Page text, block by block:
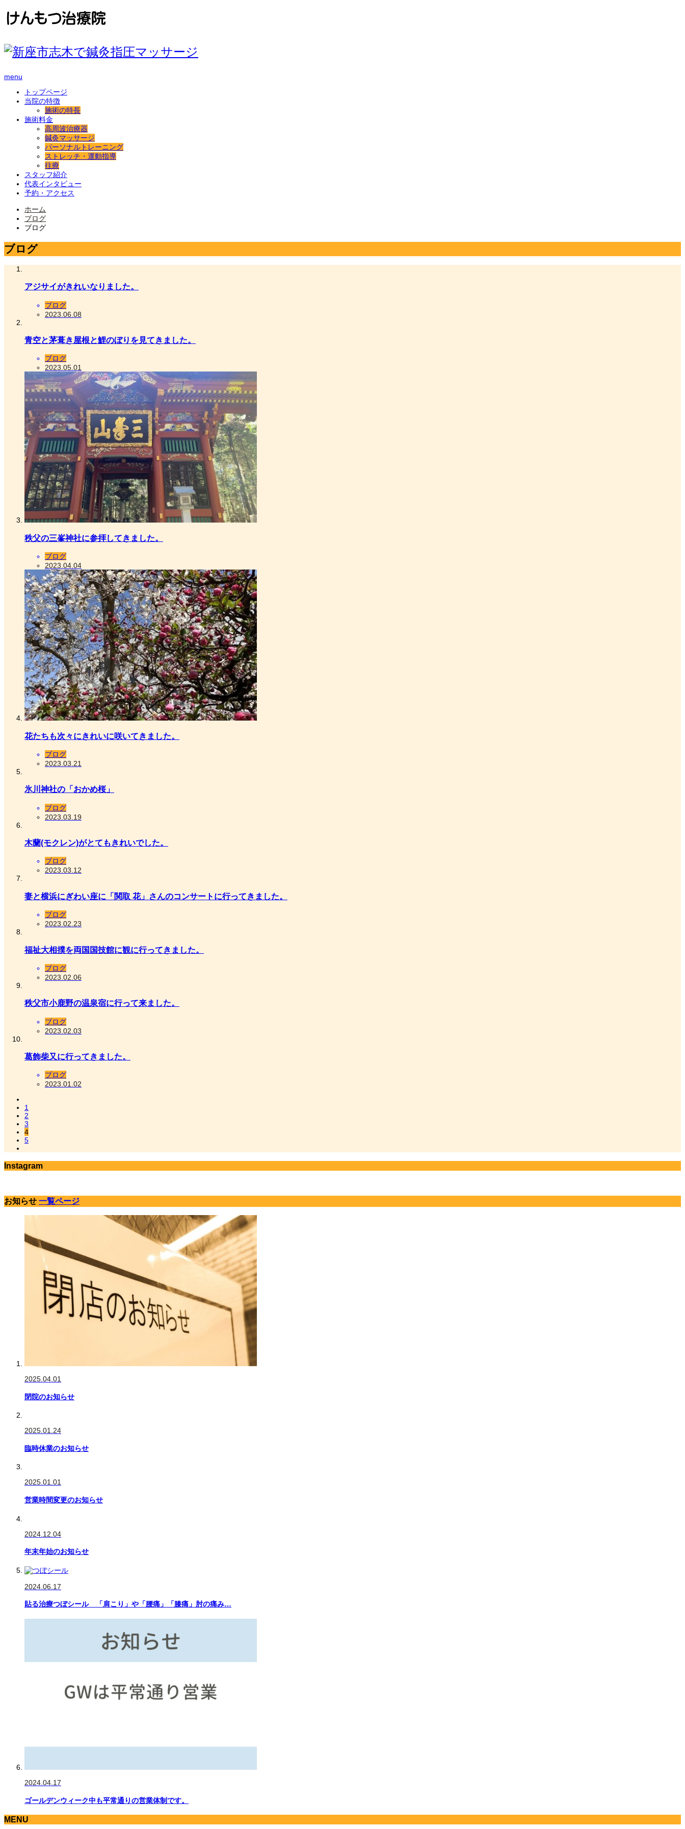
menu
トップページ
当院の特徴
施術の特長
施術料金
高周波治療器
鍼灸マッサージ
パーソナルトレーニング
ストレッチ・運動指導
往療
スタッフ紹介
代表インタビュー
予約・アクセス
ホーム
ブログ
ブログ
ブログ
アジサイがきれいなりました。
ブログ
2023.06.08
青空と茅葺き屋根と鯉のぼりを見てきました。
ブログ
2023.05.01
秩父の三峯神社に参拝してきました。
ブログ
2023.04.04
花たちも次々にきれいに咲いてきました。
ブログ
2023.03.21
氷川神社の「おかめ桜」
ブログ
2023.03.19
木蘭(モクレン)がとてもきれいでした。
ブログ
2023.03.12
妻と横浜にぎわい座に「関取 花」さんのコンサートに行ってきました。
ブログ
2023.02.23
福祉大相撲を両国国技館に観に行ってきました。
ブログ
2023.02.06
秩父市小鹿野の温泉宿に行って来ました。
ブログ
2023.02.03
葛飾柴又に行ってきました。
ブログ
2023.01.02
1
2
3
4
5
Instagram
お知らせ 一覧ページ
2025.04.01
閉院のお知らせ
2025.01.24
臨時休業のお知らせ
2025.01.01
営業時間変更のお知らせ
2024.12.04
年末年始のお知らせ
2024.06.17
貼る治療つぼシール 「肩こり」や「腰痛」「膝痛」肘の痛み…
2024.04.17
ゴールデンウィーク中も平常通りの営業体制です。
MENU